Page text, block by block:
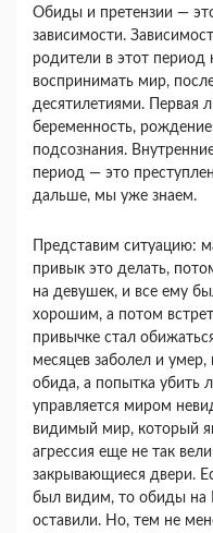
Обиды и претензии —
зависимости.
родители в этот период
воспринимать мир,
десятилетиями. Первая
беременность,
подсознания.
период — это
дальше, мы уже знаем.
Представим ситуацию:
привык это делать,
на девушек, и все ему
хорошим, а потом
привычке стал
месяцев заболел и
обида, а попытка убить
управляется миром
видимый мир, который
агрессия еще не так
закрывающиеся двери.
был видим, то обиды на
оставили. Но, тем не